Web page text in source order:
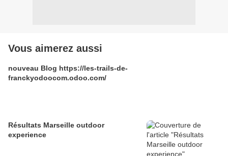
Vous aimerez aussi
nouveau Blog https://les-trails-de-
franckyodoocom.odoo.com/
Résultats Marseille outdoor
experience